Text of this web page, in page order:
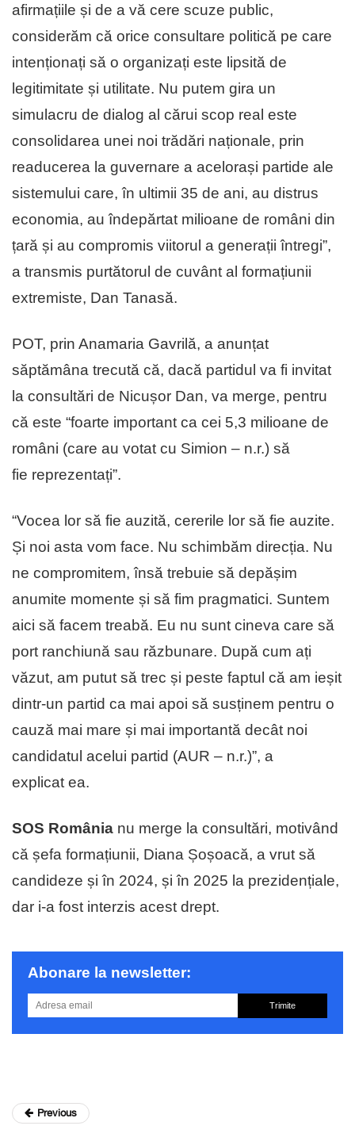
afirmațiile și de a vă cere scuze public,
considerăm că orice consultare politică pe care
intenționați să o organizați este lipsită de
legitimitate și utilitate. Nu putem gira un
simulacru de dialog al cărui scop real este
consolidarea unei noi trădări naționale, prin
readucerea la guvernare a acelorași partide ale
sistemului care, în ultimii 35 de ani, au distrus
economia, au îndepărtat milioane de români din
țară și au compromis viitorul a generații întregi”,
a transmis purtătorul de cuvânt al formațiunii
extremiste, Dan Tanasă.
POT, prin Anamaria Gavrilă, a anunțat
săptămâna trecută că, dacă partidul va fi invitat
la consultări de Nicușor Dan, va merge, pentru
că este “foarte important ca cei 5,3 milioane de
români (care au votat cu Simion – n.r.) să
fie reprezentați”.
“Vocea lor să fie auzită, cererile lor să fie auzite.
Și noi asta vom face. Nu schimbăm direcția. Nu
ne compromitem, însă trebuie să depășim
anumite momente și să fim pragmatici. Suntem
aici să facem treabă. Eu nu sunt cineva care să
port ranchiună sau răzbunare. După cum ați
văzut, am putut să trec și peste faptul că am ieșit
dintr-un partid ca mai apoi să susținem pentru o
cauză mai mare și mai importantă decât noi
candidatul acelui partid (AUR – n.r.)”, a
explicat ea.
SOS România nu merge la consultări, motivând
că șefa formațiunii, Diana Șoșoacă, a vrut să
candideze și în 2024, și în 2025 la prezidențiale,
dar i-a fost interzis acest drept.
Abonare la newsletter:
Trimite
Previous